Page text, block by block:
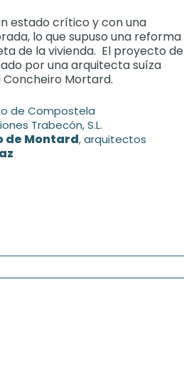
estado crítico y con una
lo que supuso una reforma
de la vivienda. El proyecto de
por una arquitecta suíza
Mortard.
de Compostela
Trabecón, S.L.
de Montard, arquitectos